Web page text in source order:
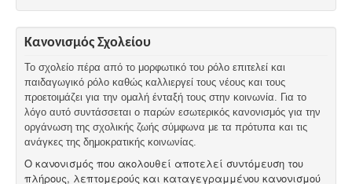
Κανονισμός Σχολείου
Το σχολείο πέρα από το μορφωτικό του ρόλο επιτελεί και
παιδαγωγικό ρόλο καθώς καλλιεργεί τους νέους και τους
προετοιμάζει για την ομαλή ένταξή τους στην κοινωνία. Για το
λόγο αυτό συντάσσεται ο παρών εσωτερικός κανονισμός για την
οργάνωση της σχολικής ζωής σύμφωνα με τα πρότυπα και τις
ανάγκες της δημοκρατικής κοινωνίας.
Ο κανονισμός που ακολουθεί αποτελεί συντόμευση του
πλήρους, λεπτομερούς και καταγεγραμμένου κανονισμού